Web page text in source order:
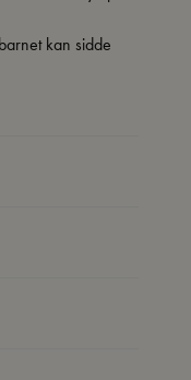
kan sidde